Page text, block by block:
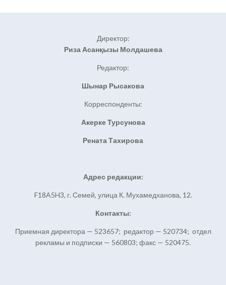
Директор:
Риза Асанқызы Молдашева
Редактор:
Шынар Рысакова
Корреспонденты:
Акерке Турсунова
Рената Тахирова
Адрес редакции:
F18A5H3, г. Семей, улица К. Мухамедханова, 12.
Контакты:
Приемная директора — 523657; редактор — 520734; отдел
рекламы и подписки — 560803; факс — 520475.